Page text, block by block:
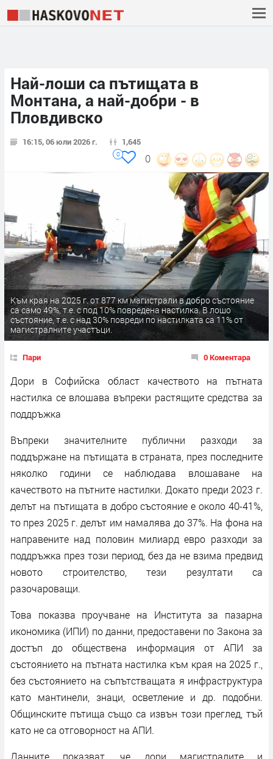
Най-лоши са пътищата в
Монтана, а най-добри - в
Пловдивско
16:15, 06 юли 2026 г. 1,645
0
0
Към края на 2025 г. от 877 км магистрали в добро състояние
са само 49%, т.е. с под 10% повредена настилка. В лошо
състояние, т.е. с над 30% повреди по настилката са 11% от
магистралните участъци.
Пари 0 Коментара
Дори в Софийска област качеството на пътната
настилка се влошава въпреки растящите средства за
поддръжка
Въпреки значителните публични разходи за
поддържане на пътищата в страната, през последните
няколко години се наблюдава влошаване на
качеството на пътните настилки. Докато преди 2023 г.
делът на пътищата в добро състояние е около 40-41%,
то през 2025 г. делът им намалява до 37%. На фона на
направените над половин милиард евро разходи за
поддръжка през този период, без да не взима предвид
новото строителство, тези резултати са
разочароващи.
Това показва проучване на Института за пазарна
икономика (ИПИ) по данни, предоставени по Закона за
достъп до обществена информация от АПИ за
състоянието на пътната настилка към края на 2025 г.,
без състоянието на съпътстващата я инфраструктура
като мантинели, знаци, осветление и др. подобни.
Общинските пътища също са извън този преглед, тъй
като не са отговорност на АПИ.
Данните показват, че дори магистралите и